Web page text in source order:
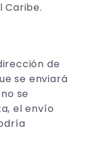
Caribe.
de
se enviará
se
el envío